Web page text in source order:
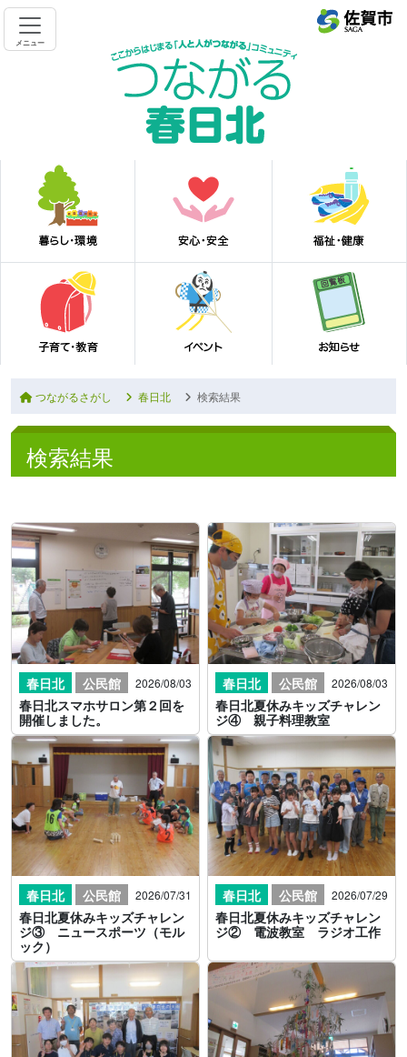
メニュー
つながるさがし 春日北 検索結果
検索結果
春日北 公民館 2026/08/03
春日北スマホサロン第２回を
開催しました。
春日北 公民館 2026/08/03
春日北夏休みキッズチャレン
ジ④ 親子料理教室
春日北 公民館 2026/07/31
春日北夏休みキッズチャレン
ジ③ ニュースポーツ（モル
ック）
春日北 公民館 2026/07/29
春日北夏休みキッズチャレン
ジ② 電波教室 ラジオ工作